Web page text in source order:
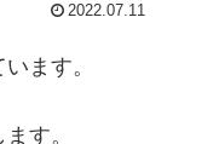
2022.07.11
ます。
す。